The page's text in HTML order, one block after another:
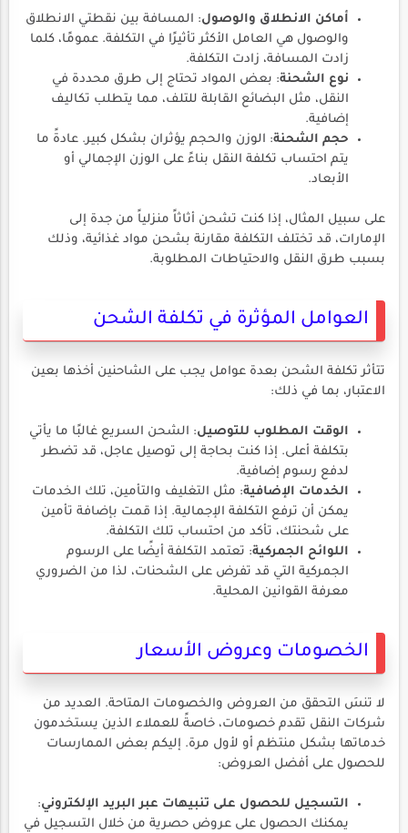
أماكن الانطلاق والوصول: المسافة بين نقطتي الانطلاق
والوصول هي العامل الأكثر تأثيرًا في التكلفة. عمومًا، كلما
زادت المسافة، زادت التكلفة.
نوع الشحنة: بعض المواد تحتاج إلى طرق محددة في
النقل، مثل البضائع القابلة للتلف، مما يتطلب تكاليف
إضافية.
حجم الشحنة: الوزن والحجم يؤثران بشكل كبير. عادةً ما
يتم احتساب تكلفة النقل بناءً على الوزن الإجمالي أو
الأبعاد.
على سبيل المثال، إذا كنت تشحن أثاثاً منزلياً من جدة إلى
الإمارات، قد تختلف التكلفة مقارنة بشحن مواد غذائية، وذلك
بسبب طرق النقل والاحتياطات المطلوبة.
العوامل المؤثرة في تكلفة الشحن
تتأثر تكلفة الشحن بعدة عوامل يجب على الشاحنين أخذها بعين
الاعتبار، بما في ذلك:
الوقت المطلوب للتوصيل: الشحن السريع غالبًا ما يأتي
بتكلفة أعلى. إذا كنت بحاجة إلى توصيل عاجل، قد تضطر
لدفع رسوم إضافية.
الخدمات الإضافية: مثل التغليف والتأمين، تلك الخدمات
يمكن أن ترفع التكلفة الإجمالية. إذا قمت بإضافة تأمين
على شحنتك، تأكد من احتساب تلك التكلفة.
اللوائح الجمركية: تعتمد التكلفة أيضًا على الرسوم
الجمركية التي قد تفرض على الشحنات، لذا من الضروري
معرفة القوانين المحلية.
الخصومات وعروض الأسعار
لا تنسَ التحقق من العروض والخصومات المتاحة. العديد من
شركات النقل تقدم خصومات، خاصةً للعملاء الذين يستخدمون
خدماتها بشكل منتظم أو لأول مرة. إليكم بعض الممارسات
للحصول على أفضل العروض:
التسجيل للحصول على تنبيهات عبر البريد الإلكتروني:
يمكنك الحصول على عروض حصرية من خلال التسجيل في